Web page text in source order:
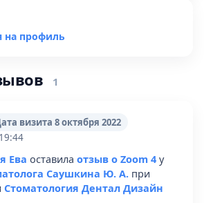
на профиль
1
визита 8 октября 2022
Ева оставила отзыв о Zoom 4 у
Саушкина Ю. А. при
Стоматология Дентал Дизайн